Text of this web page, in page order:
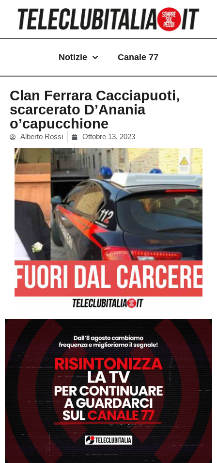
contenuto
Notizie Canale 77
Clan Ferrara Cacciapuoti,
scarcerato D’Anania
o’capucchione
Alberto Rossi Ottobre 13, 2023